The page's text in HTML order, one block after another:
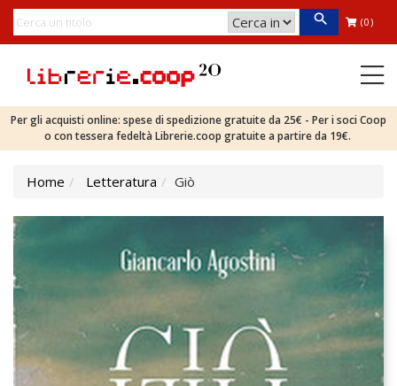
(0)
Per gli acquisti online: spese di spedizione gratuite da 25€ - Per i soci Coop
o con tessera fedeltà Librerie.coop gratuite a partire da 19€.
Home Letteratura Giò